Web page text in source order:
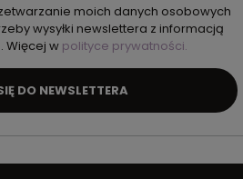
moich danych osobowych
wysyłki newslettera z informacją
Więcej w polityce prywatności.
DO NEWSLETTERA